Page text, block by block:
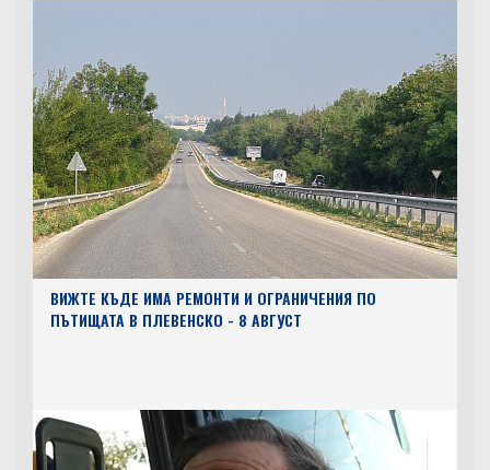
ВИЖТЕ КЪДЕ ИМА РЕМОНТИ И ОГРАНИЧЕНИЯ ПО
ПЪТИЩАТА В ПЛЕВЕНСКО - 8 АВГУСТ